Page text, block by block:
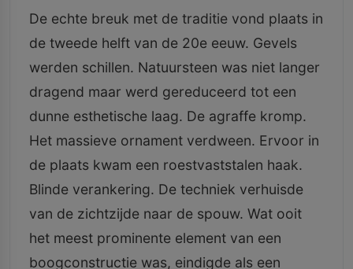
De echte breuk met de traditie vond plaats in
de tweede helft van de 20e eeuw. Gevels
werden schillen. Natuursteen was niet langer
dragend maar werd gereduceerd tot een
dunne esthetische laag. De agraffe kromp.
Het massieve ornament verdween. Ervoor in
de plaats kwam een roestvaststalen haak.
Blinde verankering. De techniek verhuisde
van de zichtzijde naar de spouw. Wat ooit
het meest prominente element van een
boogconstructie was, eindigde als een